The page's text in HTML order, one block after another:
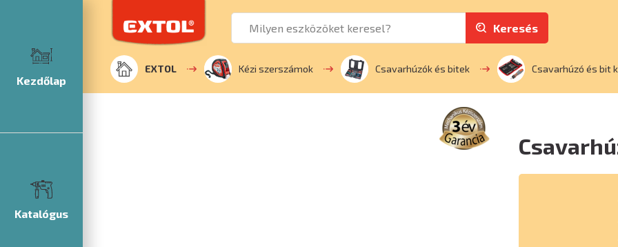
Kezdőlap
Katalógus
Keresés
EXTOL Kézi szerszámok Csavarhúzók és bitek Csavarhúzó és bit